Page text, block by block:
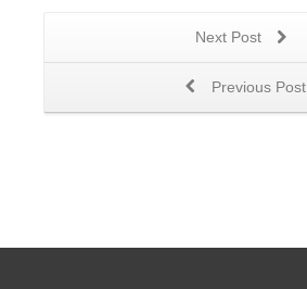
Next Post
Previous Post